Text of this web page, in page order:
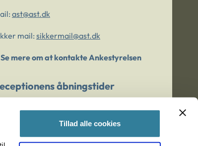
Tillad alle cookies
ast@ast.dk
mail: sikkermail@ast.dk
Se mere om at kontakte Ankestyrelsen
åbningstider
Er du bekymret for et barn/en ung?